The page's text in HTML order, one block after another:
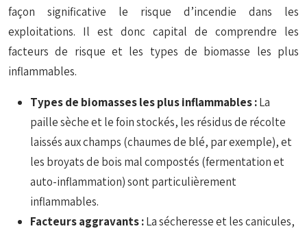
façon significative le risque d’incendie dans les
exploitations. Il est donc capital de comprendre les
facteurs de risque et les types de biomasse les plus
inflammables.
Types de biomasses les plus inflammables :La
paille sèche et le foin stockés, les résidus de récolte
laissés aux champs (chaumes de blé, par exemple), et
les broyats de bois mal compostés (fermentation et
auto-inflammation) sont particulièrement
inflammables.
Facteurs aggravants :La sécheresse et les canicules,